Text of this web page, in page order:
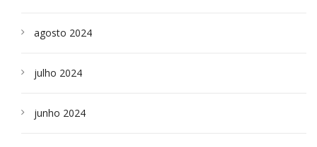
agosto 2024
julho 2024
junho 2024